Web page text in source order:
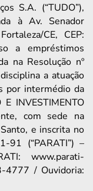
S.A. (“TUDO”),
à Av. Senador
CE, CEP:
a empréstimos
na Resolução nº
a atuação
por intermédio da
E INVESTIMENTO
com sede na
e inscrita no
91 (“PARATI”) –
www.parati-
4777 / Ouvidoria: